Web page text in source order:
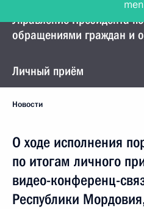
Управление Президента
обращениями граждан и
Личный приём
Новости
О ходе исполнения
по итогам личного
видео-конференц-
Республики